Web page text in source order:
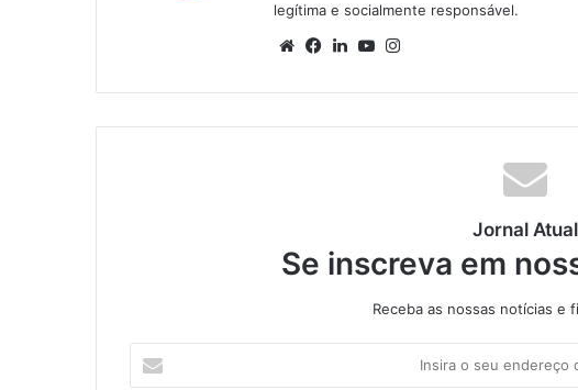
legítima e socialmente responsável.
We
te
Fa
bo
ok
Lin
din
Yo
ub
e
ra
m
Jornal Atual
Se inscreva em
Receba as nossas notícias e